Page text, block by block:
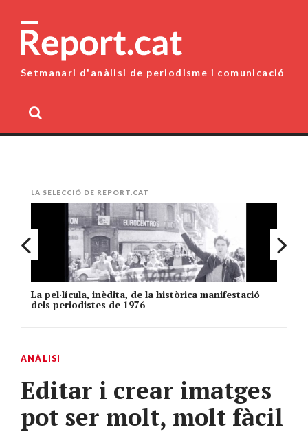
content
Setmanari d'anàlisi de periodisme i comunicació
LA SELECCIÓ DE REPORT.CAT
La pel·lícula, inèdita, de la històrica manifestació
dels periodistes de 1976
ANÀLISI
Editar i crear imatges
pot ser molt, molt fàcil